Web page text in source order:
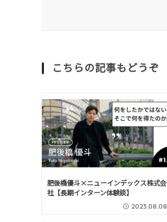
こちらの記事もどうぞ
肥後橋優斗×ニューインデックス株式会
社【長期インターン体験談】
2023.08.08